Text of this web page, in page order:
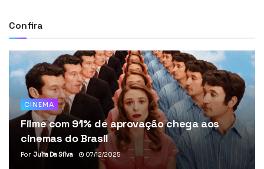
Confira
CINEMA
Filme com 91% de aprovação chega aos
cinemas do Brasil
Por Julia Da Silva 07/12/2025